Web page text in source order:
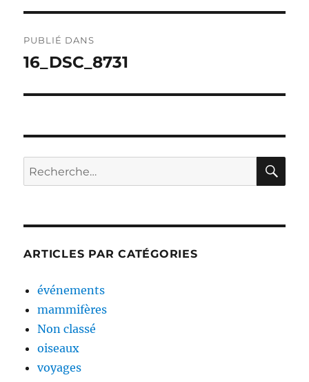
de
PUBLIÉ DANS
16_DSC_8731
Recherche
pour :
ARTICLES PAR CATÉGORIES
événements
mammifères
Non classé
oiseaux
voyages